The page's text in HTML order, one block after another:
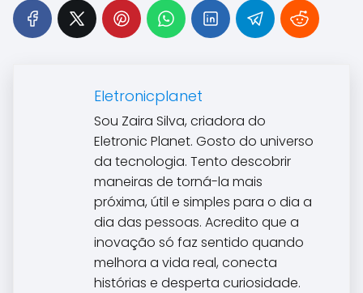
Eletronicplanet
Sou Zaira Silva, criadora do
Eletronic Planet. Gosto do universo
da tecnologia. Tento descobrir
maneiras de torná-la mais
próxima, útil e simples para o dia a
dia das pessoas. Acredito que a
inovação só faz sentido quando
melhora a vida real, conecta
histórias e desperta curiosidade.